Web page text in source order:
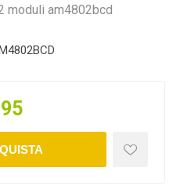
moduli am4802bcd